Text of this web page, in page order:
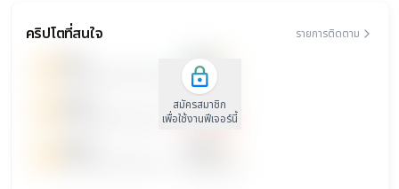
xxxxxxxxxxxxxxxxxxx xxxxx
คริปโตที่สนใจ รายการติดตาม
71.00
+0.50 (+0.71%
▼71.00 D
-1.20(-1.68%)
สมัครสมาชิก
เพื่อใช้งานฟีเจอร์นี้